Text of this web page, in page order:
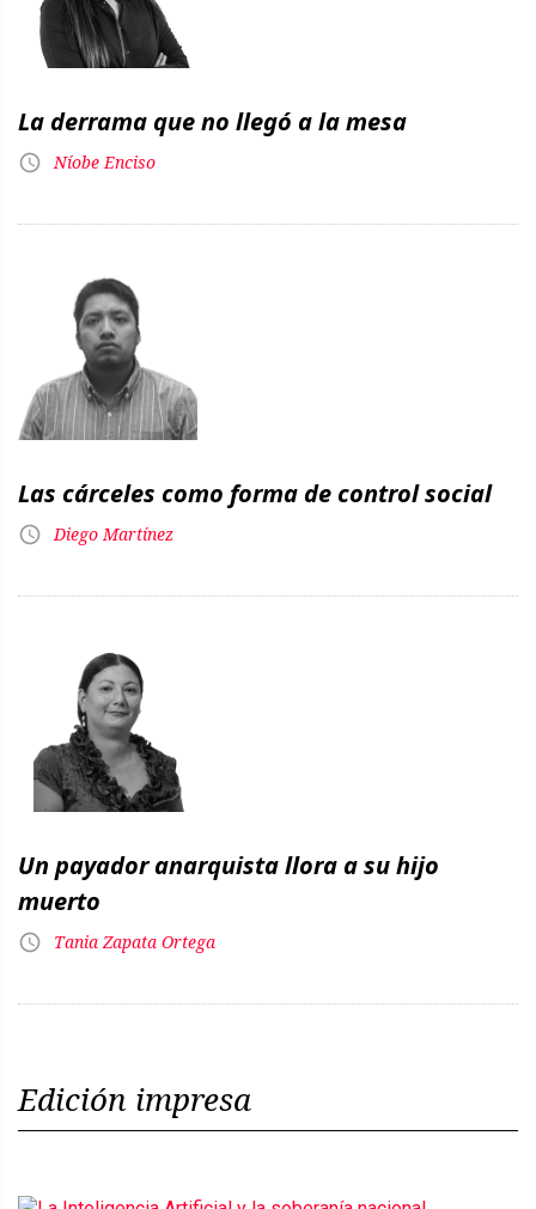
La derrama que no llegó a la mesa
Níobe Enciso
Las cárceles como forma de control social
Diego Martínez
Un payador anarquista llora a su hijo
muerto
Tania Zapata Ortega
Edición impresa